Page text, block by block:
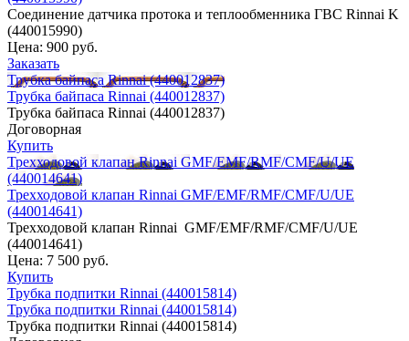
Соединение датчика протока и теплообменника ГВС Rinnai K
(440015990)
Цена: 900 руб.
Заказать
Трубка байпаса Rinnai (440012837)
Трубка байпаса Rinnai (440012837)
Трубка байпаса Rinnai (440012837)
Договорная
Купить
Трехходовой клапан Rinnai GMF/EMF/RMF/CMF/U/UE
(440014641)
Трехходовой клапан Rinnai GMF/EMF/RMF/CMF/U/UE
(440014641)
Трехходовой клапан Rinnai GMF/EMF/RMF/CMF/U/UE
(440014641)
Цена: 7 500 руб.
Купить
Трубка подпитки Rinnai (440015814)
Трубка подпитки Rinnai (440015814)
Трубка подпитки Rinnai (440015814)